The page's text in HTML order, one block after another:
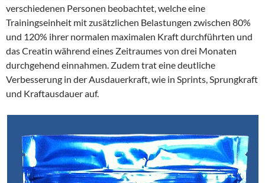
verschiedenen Personen beobachtet, welche eine
Trainingseinheit mit zusätzlichen Belastungen zwischen 80%
und 120% ihrer normalen maximalen Kraft durchführten und
das Creatin während eines Zeitraumes von drei Monaten
durchgehend einnahmen. Zudem trat eine deutliche
Verbesserung in der Ausdauerkraft, wie in Sprints, Sprungkraft
und Kraftausdauer auf.